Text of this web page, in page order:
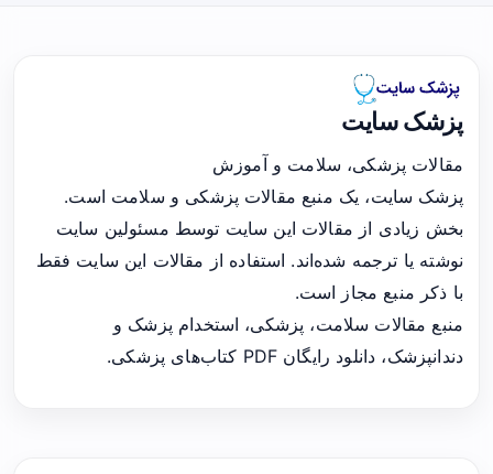
پزشک سایت
مقالات پزشکی، سلامت و آموزش
پزشک سایت، یک منبع مقالات پزشکی و سلامت است.
بخش زیادی از مقالات این سایت توسط مسئولین سایت
نوشته یا ترجمه شده‌اند. استفاده از مقالات این سایت فقط
با ذکر منبع مجاز است.
منبع مقالات سلامت، پزشکی، استخدام پزشک و
دندانپزشک، دانلود رایگان PDF کتاب‌های پزشکی.